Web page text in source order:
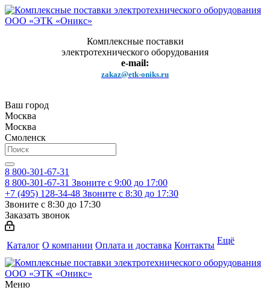
Комплексные поставки
электротехнического оборудования
e-mail:
zakaz@etk-oniks.ru
Ваш город
Москва
Москва
Смоленск
8 800-301-67-31
8 800-301-67-31 Звоните с 9:00 до 17:00
+7 (495) 128-34-48 Звоните с 8:30 до 17:30
Звоните с 8:30 до 17:30
Заказать звонок
Каталог О компании Оплата и доставка Контакты Ещё
Меню